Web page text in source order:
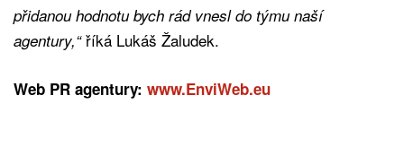
přidanou hodnotu bych rád vnesl do týmu naší
agentury,“říká Lukáš Žaludek.
Web PR agentury: www.EnviWeb.eu